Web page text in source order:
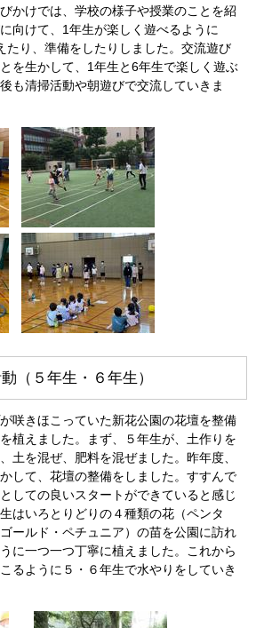
かけでは、学校の様子や授業のことを紹
向けて、1年生が楽しく遊べるように
たり、準備をしたりしました。交流遊び
を生かして、1年生と6年生で楽しく遊ぶ
も清掃活動や朝遊びで交流していきま
（５年生・６年生）
咲きほこっていた新花公園の花壇を整備
植えました。まず、５年生が、土作りを
土を混ぜ、肥料を混ぜました。昨年度、
して、花壇の整備をしました。すすんで
しての良いスタートができていると感じ
はいろとりどりの４種類の花（ペンタ
ールド・ペチュニア）の苗を公園に訪れ
に一つ一つ丁寧に植えました。これから
るように５・６年生で水やりをしていき